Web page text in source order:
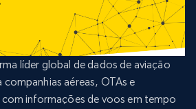
líder global de dados de aviação
aéreas, OTAs e
informações de voos em tempo